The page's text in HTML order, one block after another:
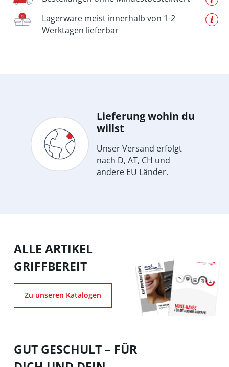
Lagerware meist innerhalb von 1-2
Werktagen lieferbar
Lieferung wohin du
willst
Unser Versand erfolgt
nach D, AT, CH und
andere EU Länder.
ALLE ARTIKEL
GRIFFBEREIT
Zu unseren Katalogen
GUT GESCHULT – FÜR